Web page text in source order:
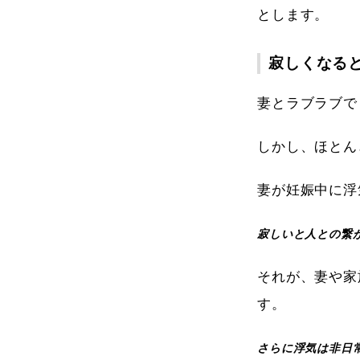
とします。
寂しくなる
妻とラブラブ
しかし、ほと
妻が妊娠中に
寂しいと人との繋
それが、妻や
す。
さらに浮気は非日